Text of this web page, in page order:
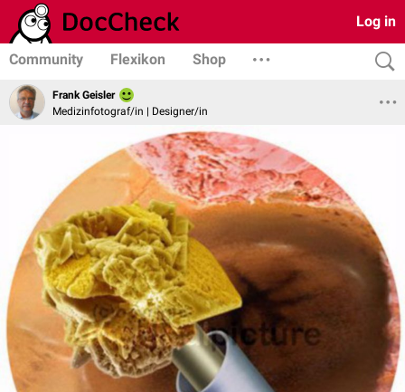
Log in
Community Flexikon Shop
Frank Geisler
Medizinfotograf/in | Designer/in